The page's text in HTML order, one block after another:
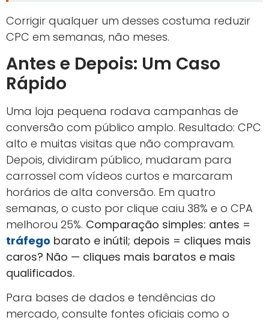
Corrigir qualquer um desses costuma reduzir
CPC em semanas, não meses.
Antes e Depois: Um Caso
Rápido
Uma loja pequena rodava campanhas de
conversão com público amplo. Resultado: CPC
alto e muitas visitas que não compravam.
Depois, dividiram público, mudaram para
carrossel com vídeos curtos e marcaram
horários de alta conversão. Em quatro
semanas, o custo por clique caiu 38% e o CPA
melhorou 25%. Comparação simples: antes =
tráfego barato e inútil; depois = cliques mais
caros? Não — cliques mais baratos e mais
qualificados.
Para bases de dados e tendências do
mercado, consulte fontes oficiais como o